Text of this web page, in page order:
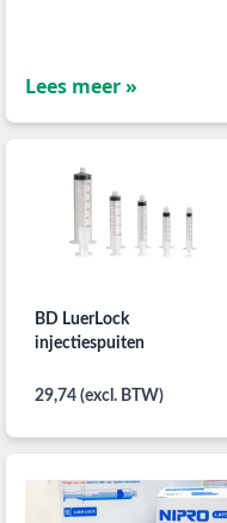
Lees meer »
BD LuerLock
injectiespuiten
29,74 (excl. BTW)